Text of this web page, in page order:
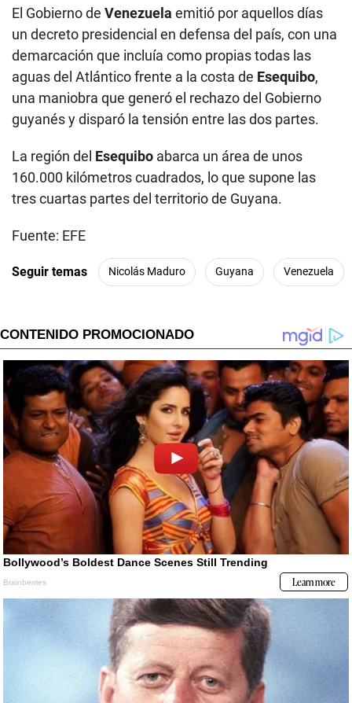
El Gobierno de Venezuela emitió por aquellos días
un decreto presidencial en defensa del país, con una
demarcación que incluía como propias todas las
aguas del Atlántico frente a la costa de Esequibo,
una maniobra que generó el rechazo del Gobierno
guyanés y disparó la tensión entre las dos partes.
La región del Esequibo abarca un área de unos
160.000 kilómetros cuadrados, lo que supone las
tres cuartas partes del territorio de Guyana.
Fuente: EFE
Seguir temas Nicolás Maduro Guyana Venezuela